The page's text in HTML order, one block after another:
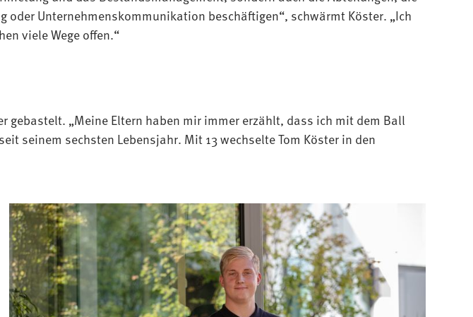
Unternehmenskommunikation beschäftigen“, schwärmt Köster. „Ich
viele Wege offen.“
gebastelt. „Meine Eltern haben mir immer erzählt, dass ich mit dem Ball
seinem sechsten Lebensjahr. Mit 13 wechselte Tom Köster in den